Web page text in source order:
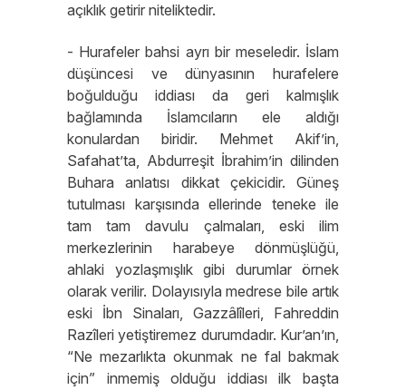
açıklık getirir niteliktedir.
- Hurafeler bahsi ayrı bir meseledir. İslam
düşüncesi ve dünyasının hurafelere
boğulduğu iddiası da geri kalmışlık
bağlamında İslamcıların ele aldığı
konulardan biridir. Mehmet Akif’in,
Safahat’ta, Abdurreşit İbrahim’in dilinden
Buhara anlatısı dikkat çekicidir. Güneş
tutulması karşısında ellerinde teneke ile
tam tam davulu çalmaları, eski ilim
merkezlerinin harabeye dönmüşlüğü,
ahlaki yozlaşmışlık gibi durumlar örnek
olarak verilir. Dolayısıyla medrese bile artık
eski İbn Sinaları, Gazzâlîleri, Fahreddin
Razîleri yetiştiremez durumdadır. Kur’an’ın,
“Ne mezarlıkta okunmak ne fal bakmak
için” inmemiş olduğu iddiası ilk başta